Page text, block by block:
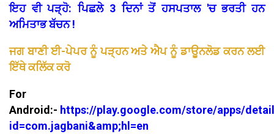
ਇਹ ਵੀ ਪੜ੍ਹੋ: ਪਿਛਲੇ 3 ਦਿਨਾਂ ਤੋਂ ਹਸਪਤਾਲ 'ਚ ਭਰਤੀ ਹਨ
ਅਮਿਤਾਭ ਬੱਚਨ !
ਜਗ ਬਾਣੀ ਈ-ਪੇਪਰ ਨੂੰ ਪੜ੍ਹਨ ਅਤੇ ਐਪ ਨੂੰ ਡਾਊਨਲੋਡ ਕਰਨ ਲਈ
ਇੱਥੇ ਕਲਿੱਕ ਕਰੋ
For
Android:- https://play.google.com/store/apps/
id=com.jagbani&amp;hl=en